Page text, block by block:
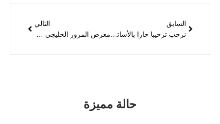
السابق
التالي
حالة مميزة